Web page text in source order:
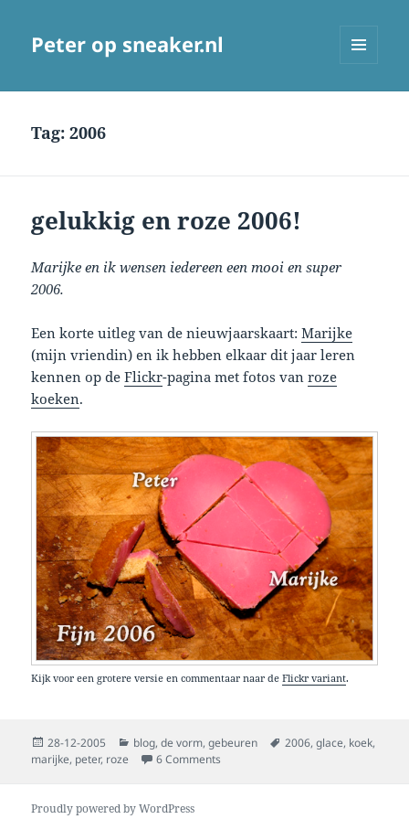
Peter op sneaker.nl
Tag:2006
gelukkig en roze 2006!
Marijke en ik wensen iedereen een mooi en super
2006.
Een korte uitleg van de nieuwjaarskaart:Marijke
(mijn vriendin) en ik hebben elkaar dit jaar leren
kennen op deFlickr-pagina met fotos vanroze
koeken.
Kijk voor een grotere versie en commentaar naar deFlickr variant.
Posted
on
28-12-2005 Categories
blog,de vorm,gebeuren Tags
2006,glace, koek,
marijke, peter, roze 6 Comments
Proudly powered by WordPress